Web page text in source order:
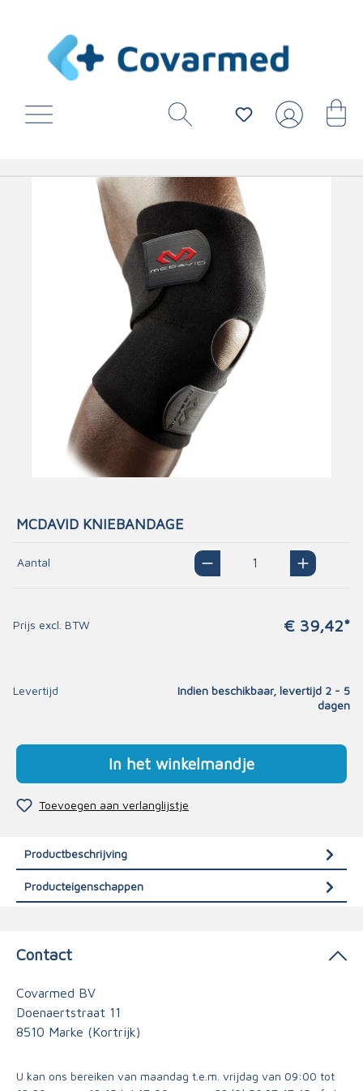
MCDAVID KNIEBANDAGE
Aantal
Prijs excl. BTW € 39,42*
Levertijd
Indien beschikbaar, levertijd 2 - 5
dagen
In het winkelmandje
Toevoegen aan verlanglijstje
Productbeschrijving
Producteigenschappen
Contact
Covarmed BV
Doenaertstraat 11
8510 Marke (Kortrijk)
U kan ons bereiken van maandag t.e.m. vrijdag van 09:00 tot